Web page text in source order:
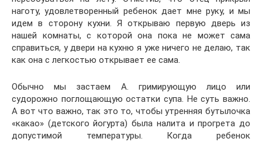
наготу, удовлетворенный ребенок дает мне руку, и мы
идем в сторону кухни. Я открываю первую дверь из
нашей комнаты, с которой она пока не может сама
справиться, у двери на кухню я уже ничего не делаю, так
как она с легкостью открывает ее сама.
Обычно мы застаем А. гримирующую лицо или
судорожно поглощающую остатки супа. Не суть важно.
А вот что важно, так это то, чтобы утренняя бутылочка
«какао» (детского йогурта) была налита и прогрета до
допустимой температуры. Когда ребенок